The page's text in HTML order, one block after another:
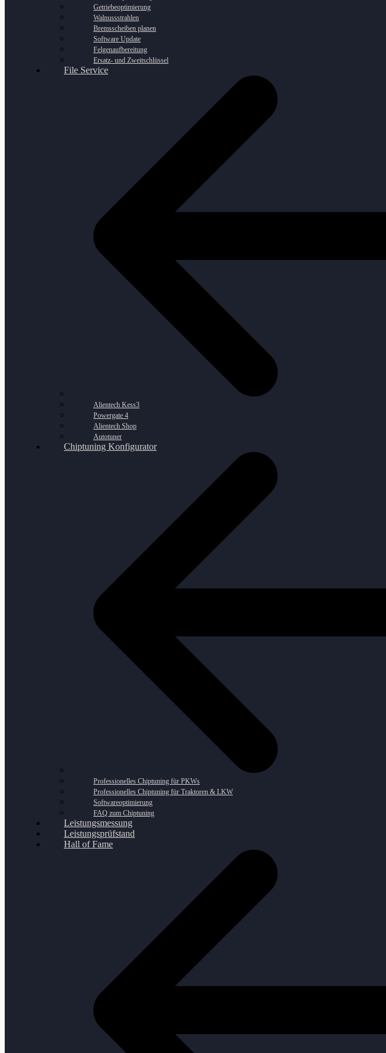
Getriebeoptimierung
Walnussstrahlen
Bremsscheiben planen
Software Update
Felgenaufbereitung
Ersatz- und Zweitschlüssel
File Service
Alientech Kess3
Powergate 4
Alientech Shop
Autotuner
Chiptuning Konfigurator
Professionelles Chiptuning für PKWs
Professionelles Chiptuning für Traktoren & LKW
Softwareoptimierung
FAQ zum Chiptuning
Leistungsmessung
Leistungsprüfstand
Hall of Fame